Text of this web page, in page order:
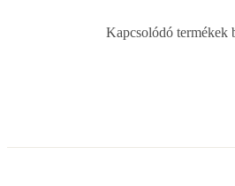
Kapcsolódó termékek